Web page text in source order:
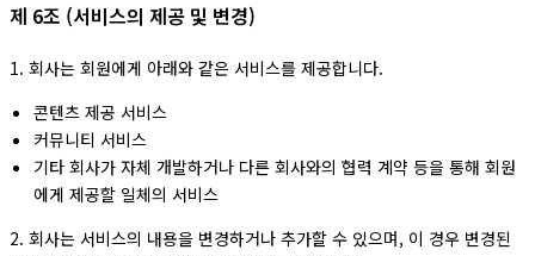
제 6조 (서비스의 제공 및 변경)
1. 회사는 회원에게 아래와 같은 서비스를 제공합니다.
콘텐츠 제공 서비스
커뮤니티 서비스
기타 회사가 자체 개발하거나 다른 회사와의 협력 계약 등을 통해 회원
에게 제공할 일체의 서비스
2. 회사는 서비스의 내용을 변경하거나 추가할 수 있으며, 이 경우 변경된